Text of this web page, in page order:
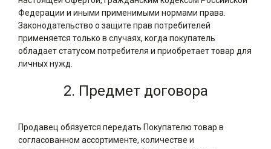
Федерации и иными применимыми нормами права.
Законодательство о защите прав потребителей
применяется только в случаях, когда покупатель
обладает статусом потребителя и приобретает товар для
личных нужд.
2. Предмет договора
Продавец обязуется передать Покупателю товар в
согласованном ассортименте, количестве и